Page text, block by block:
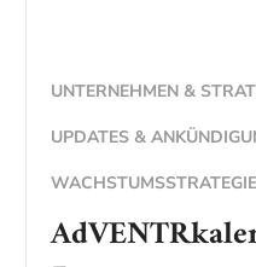
UNTERNEHMEN &
UPDATES &